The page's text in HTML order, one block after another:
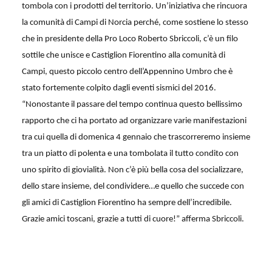
tombola con i prodotti del territorio. Un’iniziativa che rincuora
la comunità di Campi di Norcia perché, come sostiene lo stesso
che in presidente della Pro Loco Roberto Sbriccoli, c’è un filo
sottile che unisce e Castiglion Fiorentino alla comunità di
Campi, questo piccolo centro dell’Appennino Umbro che è
stato fortemente colpito dagli eventi sismici del 2016.
“Nonostante il passare del tempo continua questo bellissimo
rapporto che ci ha portato ad organizzare varie manifestazioni
tra cui quella di domenica 4 gennaio che trascorreremo insieme
tra un piatto di polenta e una tombolata il tutto condito con
uno spirito di giovialità. Non c’è più bella cosa del socializzare,
dello stare insieme, del condividere…e quello che succede con
gli amici di Castiglion Fiorentino ha sempre dell’incredibile.
Grazie amici toscani, grazie a tutti di cuore!” afferma Sbriccoli.